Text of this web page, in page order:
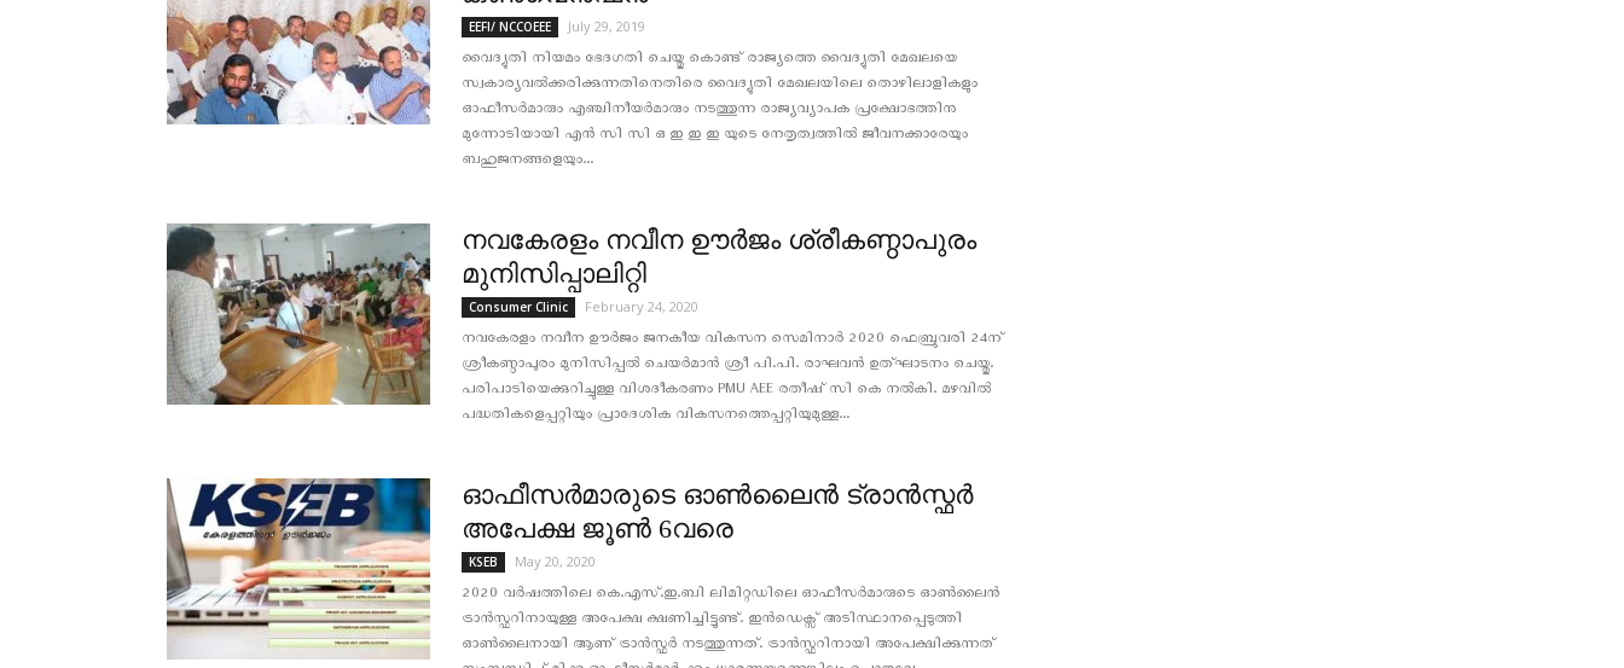
EEFI/ NCCOEEE July 29, 2019
വൈദ്യുതി നിയമം ഭേദഗതി ചെയ്തു കൊണ്ട് രാജ്യത്തെ വൈദ്യുതി മേഖലയെ
സ്വകാര്യവല്‍ക്കരിക്കുന്നതിനെതിരെ വൈദ്യുതി മേഖലയിലെ തൊഴിലാളികളും
ഓഫീസര്‍മാരും എഞ്ചിനീയര്‍മാരും നടത്തുന്ന രാജ്യവ്യാപക പ്രക്ഷോഭത്തിനു
മുന്നോടിയായി എന്‍ സി സി ഒ ഇ ഇ ഇ യുടെ നേതൃത്വത്തില്‍ ജീവനക്കാരേയും
ബഹുജനങ്ങളെയും...
നവകേരളം നവീന ഊർജം ശ്രീകണ്ഠാപുരം
മുനിസിപ്പാലിറ്റി
Consumer Clinic February 24, 2020
നവകേരളം നവീന ഊർജം ജനകീയ വികസന സെമിനാർ 2020 ഫെബ്രുവരി 24ന്
ശ്രീകണ്ഠാപുരം മുനിസിപ്പൽ ചെയർമാൻ ശ്രീ പി.പി. രാഘവൻ ഉത്ഘാടനം ചെയ്തു.
പരിപാടിയെക്കുറിച്ചുള്ള വിശദീകരണം PMU AEE രതീഷ് സി കെ നൽകി. മഴവിൽ
പദ്ധതികളെപ്പറ്റിയും പ്രാദേശിക വികസനത്തെപ്പറ്റിയുമുള്ള...
ഓഫീസര്‍മാരുടെ ഓണ്‍ലൈന്‍ ട്രാന്‍സ്ഫര്‍
അപേക്ഷ ജൂണ്‍ 6വരെ
KSEB May 20, 2020
2020 വർഷത്തിലെ കെ.എസ്.ഇ.ബി ലിമിറ്റഡിലെ ഓഫീസർമാരുടെ ഓണ്‍ലൈന്‍
ട്രാന്‍സ്ഫറിനായുള്ള അപേക്ഷ ക്ഷണിച്ചിട്ടുണ്ട്. ഇന്‍ഡെക്സ് അടിസ്ഥാനപ്പെടുത്തി
ഓൺലൈനായി ആണ് ട്രാൻസ്ഫർ നടത്തുന്നത്. ട്രാൻസ്ഫറിനായി അപേക്ഷിക്കുന്നത്